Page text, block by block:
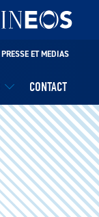
CONTACT
PRESSE ET MEDIAS